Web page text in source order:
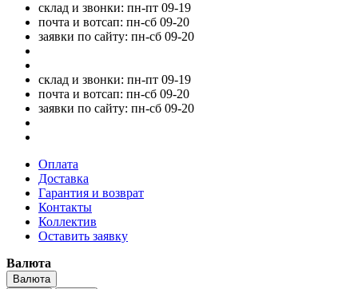
склад и звонки: пн-пт 09-19
почта и вотсап: пн-сб 09-20
заявки по сайту: пн-сб 09-20
склад и звонки: пн-пт 09-19
почта и вотсап: пн-сб 09-20
заявки по сайту: пн-сб 09-20
Оплата
Доставка
Гарантия и возврат
Контакты
Коллектив
Оставить заявку
Валюта
Валюта